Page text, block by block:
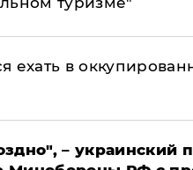
ехать в
– украинский